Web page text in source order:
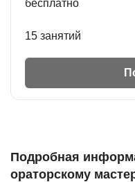
бесплатно
15 занятий
Подробная
ораторскому